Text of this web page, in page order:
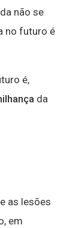
não se
no futuro é
é,
da
as lesões
em